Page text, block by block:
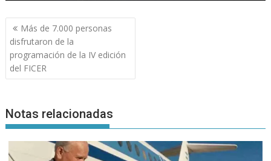
Navegación
de
entradas
Más de 7.000 personas
disfrutaron de la
programación de la IV edición
del FICER
Notas relacionadas